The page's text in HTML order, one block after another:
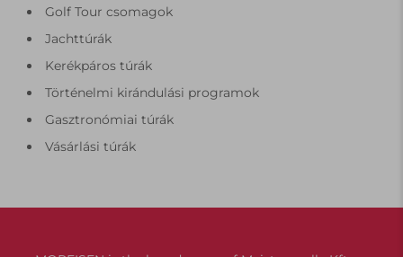
Golf Tour csomagok
Jachttúrák
Kerékpáros túrák
Történelmi kirándulási programok
Gasztronómiai túrák
Vásárlási túrák